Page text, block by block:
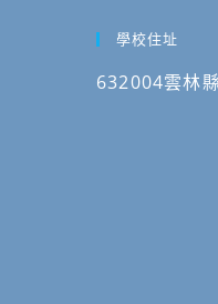
學校住址
632004雲林